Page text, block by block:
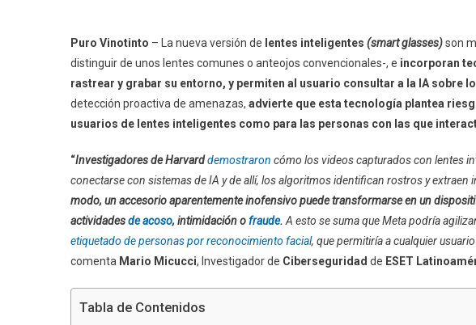
Puro Vinotinto – La nueva versión de lentes inteligentes (smart glasses)son
distinguir de unos lentes comunes o anteojos convencionales-, e incorporan
rastrear y grabar su entorno, y permiten al usuario consultar a la IA sobre
detección proactiva de amenazas, advierte que esta tecnología plantea
usuarios de lentes inteligentes como para las personas con las que
“Investigadores de Harvarddemostraron cómo los videos capturados con lentes
conectarse con sistemas de IA y de allí, los algoritmos identifican rostros y
modo, un accesorio aparentemente inofensivo puede transformarse en un
actividadesde acoso, intimidación ofraude. A esto se suma que Meta podría
etiquetado de personas por reconocimiento facial, que permitiría a cualquier
comenta Mario Micucci, Investigador de Ciberseguridad de ESET
Tabla de Contenidos